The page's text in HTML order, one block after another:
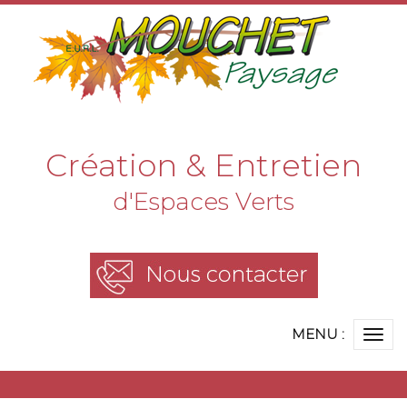
Création & Entretien
d'Espaces Verts
MENU :